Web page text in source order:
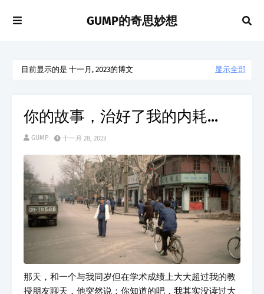
GUMP的奇思妙想
目前显示的是 十一月, 2023的博文 显示全部
你的故事，治好了我的内耗...
GUMP 十一月 28, 2023
那天，和一个与我同岁但在学术成绩上大大超过我的教
授朋友聊天，他突然说：你知道的吧，我其实没读过大